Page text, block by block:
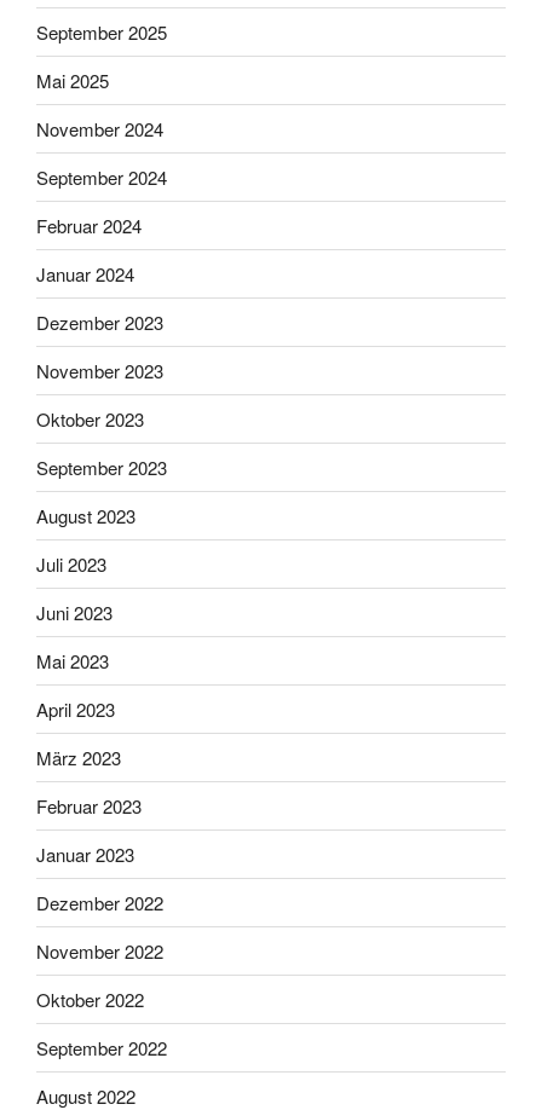
September 2025
Mai 2025
November 2024
September 2024
Februar 2024
Januar 2024
Dezember 2023
November 2023
Oktober 2023
September 2023
August 2023
Juli 2023
Juni 2023
Mai 2023
April 2023
März 2023
Februar 2023
Januar 2023
Dezember 2022
November 2022
Oktober 2022
September 2022
August 2022